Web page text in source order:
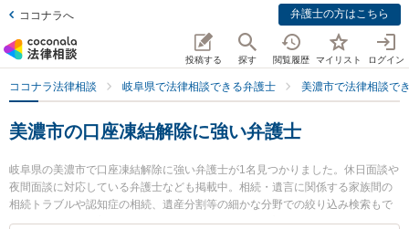
ココナラへ 弁護士の方はこちら
投稿する 探す 閲覧履歴 マイリスト ログイン
ココナラ法律相談 岐阜県で法律相談できる弁護士 美濃市で法律相談で
美濃市の口座凍結解除に強い弁護士
岐阜県の美濃市で口座凍結解除に強い弁護士が1名見つかりました。休日面談や
夜間面談に対応している弁護士なども掲載中。相続・遺言に関係する家族間の
相続トラブルや認知症の相続、遺産分割等の細かな分野での絞り込み検索もで
き便利です。特に美濃法律事務所の森 裕介弁護士のプロフィール情報や弁護士